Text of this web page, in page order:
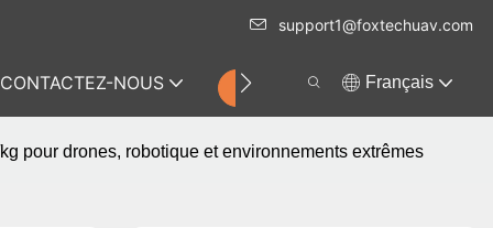
support1@foxtechuav.com
CONTACTEZ-NOUS MAGASIN Français
pour drones, robotique et environnements extrêmes